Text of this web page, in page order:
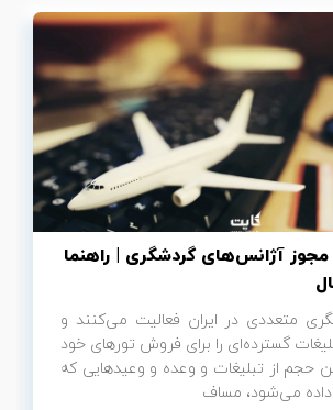
مجوز آژانس‌های گردشگری | راهنما
متعددی در ایران فعالیت می‌کنند و
گسترده‌ای را برای فروش تورهای خود
حجم از تبلیغات و وعده و وعیدهایی که
می‌شود، مساف